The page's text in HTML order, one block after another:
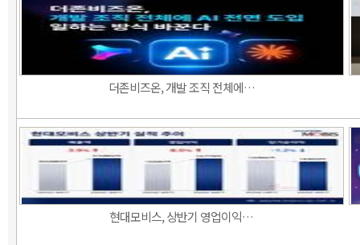
더존비즈온, 개발 조직 전체에…
현대모비스, 상반기 영업이익…